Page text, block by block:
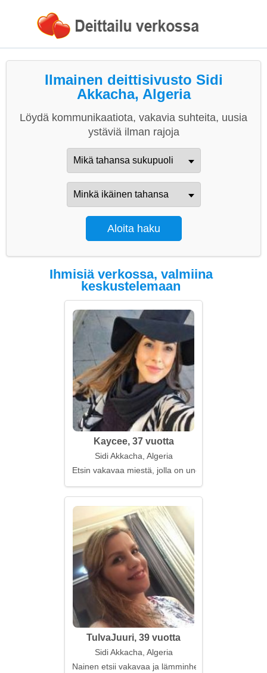
Ilmainen deittisivusto Sidi
Akkacha, Algeria
Löydä kommunikaatiota, vakavia suhteita, uusia
ystäviä ilman rajoja
Ihmisiä verkossa, valmiina
keskustelemaan
Kaycee, 37 vuotta
Sidi Akkacha, Algeria
Etsin vakavaa miestä, jolla on unelmia
TulvaJuuri, 39 vuotta
Sidi Akkacha, Algeria
Nainen etsii vakavaa ja lämminhenkistä miestä